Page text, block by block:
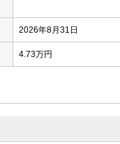
2026年8月31日
4.73万円